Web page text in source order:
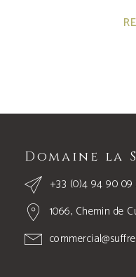
Domaine la
+33 (0)4 94 90 09
1066, Chemin de